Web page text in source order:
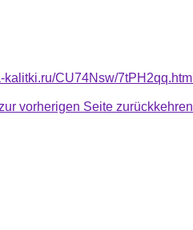
kalitki.ru/CU74Nsw/7tPH2qq.html
vorherigen Seite zurückkehren